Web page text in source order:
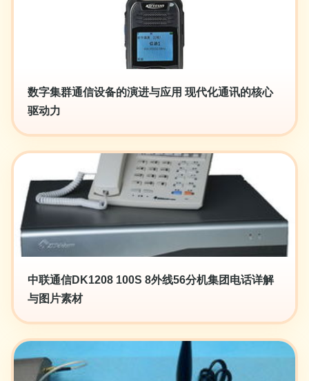
数字集群通信设备的演进与应用 现代化通讯的核心
驱动力
中联通信DK1208 100S 8外线56分机集团电话详解
与图片素材